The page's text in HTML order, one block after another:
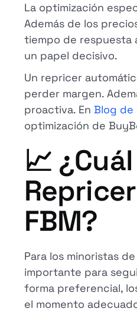
La optimización
Además de los
tiempo de respuesta
un papel decisivo.
Un repricer
perder margen.
proactiva. En Blog
optimización de
📈
FBM?
Para los minoristas
importante para
forma preferencial,
el momento